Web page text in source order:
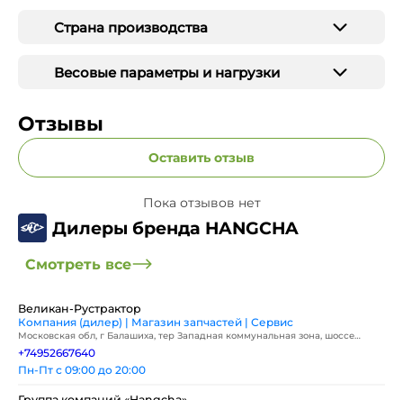
Страна производства
Весовые параметры и нагрузки
Отзывы
Оставить отзыв
Пока отзывов нет
Дилеры бренда HANGCHA
Смотреть все
Великан-Рустрактор
Компания (дилер) | Магазин запчастей | Сервис
Московская обл, г Балашиха, тер Западная коммунальная зона, шоссе
Энтузиастов, влд 2
+74952667640
Пн-Пт с 09:00 до 20:00